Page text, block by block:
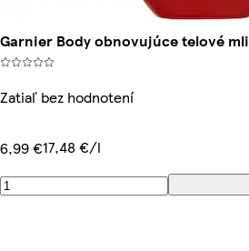
Garnier Body obnovujúce telové
Zatiaľ bez hodnotení
6,99 €17,48 €/l